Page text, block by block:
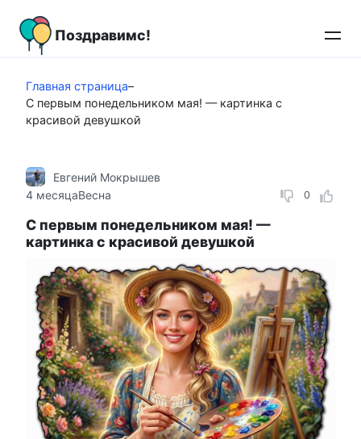
контенту
Поздравимс!
Главная страница–
С первым понедельником мая! — картинка с
красивой девушкой
0
Евгений Мокрышев
4 месяцаВесна
С первым понедельником мая! —
картинка с красивой девушкой